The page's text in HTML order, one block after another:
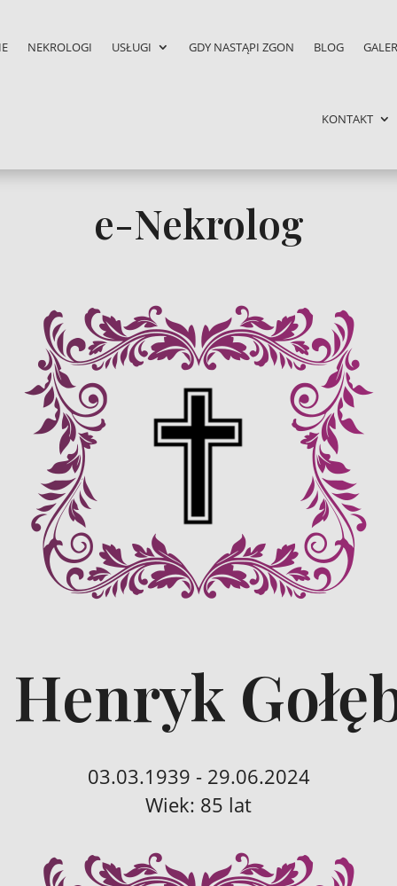
NEKROLOGI USŁUGI GDY NASTĄPI ZGON BLOG
KONTAKT
e-Nekrolog
03.03.1939 - 29.06.2024
Wiek: 85 lat